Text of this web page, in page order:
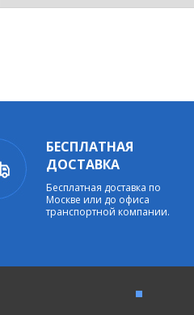
БЕСПЛАТНАЯ
ДОСТАВКА
Бесплатная доставка по
Москве или до офиса
транспортной компании.